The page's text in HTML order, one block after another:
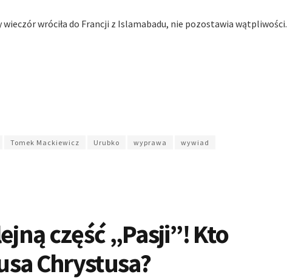
wróciła do Francji z Islamabadu, nie pozostawia wątpliwości.
Tomek Mackiewicz Urubko wyprawa wywiad
część „Pasji”! Kto
Chrystusa?